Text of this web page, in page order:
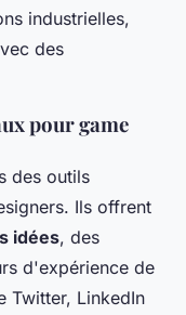
industrielles,
des
pour game
des outils
Ils offrent
idées, des
d'expérience de
Twitter, LinkedIn